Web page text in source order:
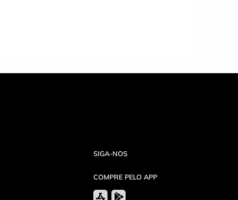
SIGA-NOS
COMPRE PELO APP